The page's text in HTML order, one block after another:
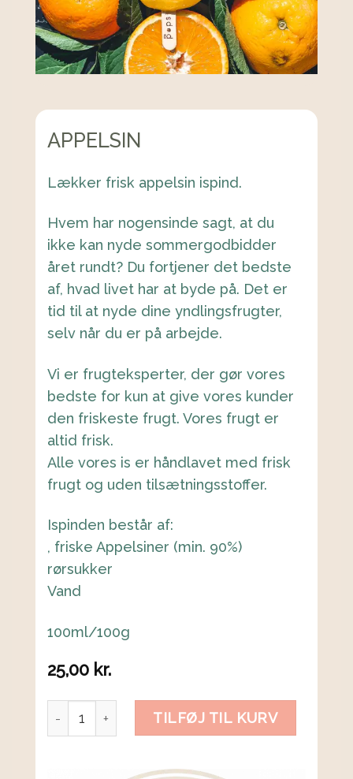
APPELSIN
Lækker frisk appelsin ispind.
Hvem har nogensinde sagt, at du
ikke kan nyde sommergodbidder
året rundt? Du fortjener det bedste
af, hvad livet har at byde på. Det er
tid til at nyde dine yndlingsfrugter,
selv når du er på arbejde.
Vi er frugteksperter, der gør vores
bedste for kun at give vores kunder
den friskeste frugt. Vores frugt er
altid frisk.
Alle vores is er håndlavet med frisk
frugt og uden tilsætningsstoffer.
Ispinden består af:
, friske Appelsiner (min. 90%)
rørsukker
Vand
100ml/100g
25,00 kr.
TILFØJ TIL KURV